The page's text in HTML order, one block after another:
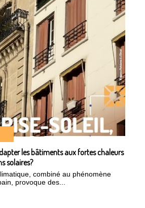
les bâtiments aux fortes chaleurs
solaires?
combiné au phénomène
provoque des...